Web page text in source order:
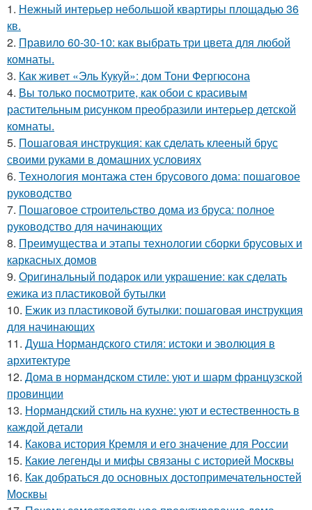
1. Нежный интерьер небольшой квартиры площадью 36
кв.
2. Правило 60-30-10: как выбрать три цвета для любой
комнаты.
3. Как живет «Эль Кукуй»: дом Тони Фергюсона
4. Вы только посмотрите, как обои с красивым
растительным рисунком преобразили интерьер детской
комнаты.
5. Пошаговая инструкция: как сделать клееный брус
своими руками в домашних условиях
6. Технология монтажа стен брусового дома: пошаговое
руководство
7. Пошаговое строительство дома из бруса: полное
руководство для начинающих
8. Преимущества и этапы технологии сборки брусовых и
каркасных домов
9. Оригинальный подарок или украшение: как сделать
ежика из пластиковой бутылки
10. Ежик из пластиковой бутылки: пошаговая инструкция
для начинающих
11. Душа Нормандского стиля: истоки и эволюция в
архитектуре
12. Дома в нормандском стиле: уют и шарм французской
провинции
13. Нормандский стиль на кухне: уют и естественность в
каждой детали
14. Какова история Кремля и его значение для России
15. Какие легенды и мифы связаны с историей Москвы
16. Как добраться до основных достопримечательностей
Москвы